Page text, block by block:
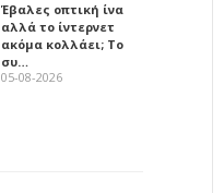
Έβαλες οπτική ίνα
αλλά το ίντερνετ
ακόμα κολλάει; Το
συ…
05-08-2026